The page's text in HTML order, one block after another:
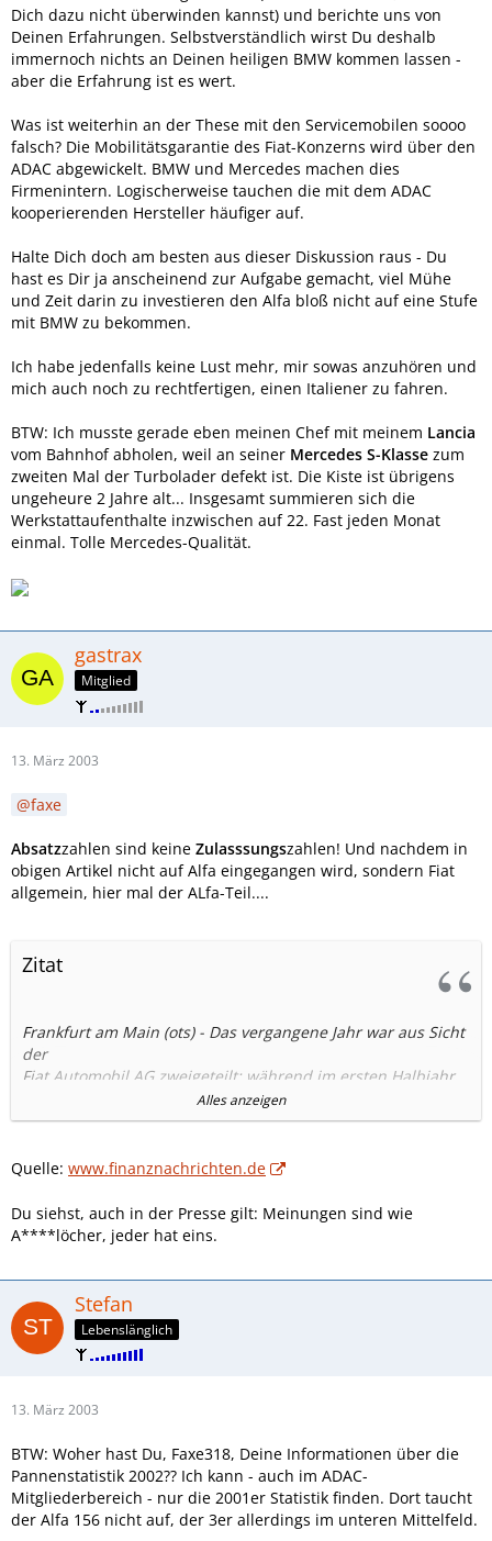
Dich dazu nicht überwinden kannst) und berichte uns von
Deinen Erfahrungen. Selbstverständlich wirst Du deshalb
immernoch nichts an Deinen heiligen BMW kommen lassen -
aber die Erfahrung ist es wert.
Was ist weiterhin an der These mit den Servicemobilen soooo
falsch? Die Mobilitätsgarantie des Fiat-Konzerns wird über den
ADAC abgewickelt. BMW und Mercedes machen dies
Firmenintern. Logischerweise tauchen die mit dem ADAC
kooperierenden Hersteller häufiger auf.
Halte Dich doch am besten aus dieser Diskussion raus - Du
hast es Dir ja anscheinend zur Aufgabe gemacht, viel Mühe
und Zeit darin zu investieren den Alfa bloß nicht auf eine Stufe
mit BMW zu bekommen.
Ich habe jedenfalls keine Lust mehr, mir sowas anzuhören und
mich auch noch zu rechtfertigen, einen Italiener zu fahren.
BTW: Ich musste gerade eben meinen Chef mit meinem Lancia
vom Bahnhof abholen, weil an seiner Mercedes S-Klasse zum
zweiten Mal der Turbolader defekt ist. Die Kiste ist übrigens
ungeheure 2 Jahre alt... Insgesamt summieren sich die
Werkstattaufenthalte inzwischen auf 22. Fast jeden Monat
einmal. Tolle Mercedes-Qualität.
gastrax
Mitglied
13. März 2003
faxe
Absatzzahlen sind keine Zulasssungszahlen! Und nachdem in
obigen Artikel nicht auf Alfa eingegangen wird, sondern Fiat
allgemein, hier mal der ALfa-Teil....
Zitat
Frankfurt am Main (ots) - Das vergangene Jahr war aus Sicht
der
Fiat Automobil AG zweigeteilt: während im ersten Halbjahr
deutlicher Rückgang der Zulassungszahlen für die Fiat Pkw-
bis zu 19 % zu verzeichnen war, konnte im zweiten Halbjahr
Trendwende eingeleitet werden.
(...)
Die Marke Alfa Romeo verzeichnete 2002 mit rund 19.000
einen Rückgang um rund 6.700 Einheiten. Gründe dafür
waren u.a. eine
Reduzierung der Mietwagenverkäufe um 1.000 auf nunmehr
650 Einheiten
Vertragspartnern.
Bestseller im Alfa Romeo-Programm war erstmals der Alfa
147 mit
rund 9.000 Zulassungen vor der 156er -Baureihe (Bestseller
2001) mit
Alles anzeigen
Quelle: www.finanznachrichten.de
Du siehst, auch in der Presse gilt: Meinungen sind wie
A****löcher, jeder hat eins.
Stefan
Lebenslänglich
13. März 2003
BTW: Woher hast Du, Faxe318, Deine Informationen über die
Pannenstatistik 2002?? Ich kann - auch im ADAC-
Mitgliederbereich - nur die 2001er Statistik finden. Dort taucht
der Alfa 156 nicht auf, der 3er allerdings im unteren Mittelfeld.